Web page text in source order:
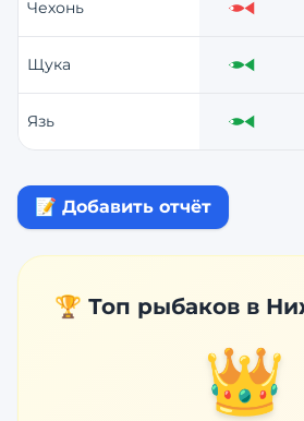
Чехонь Слабо
Щука Отлично
Язь Отлично
📝 Добавить отчёт
🏆 Топ рыбаков в
👑